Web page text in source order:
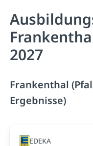
2027
Frankenthal
Ergebnisse)
EDEKA